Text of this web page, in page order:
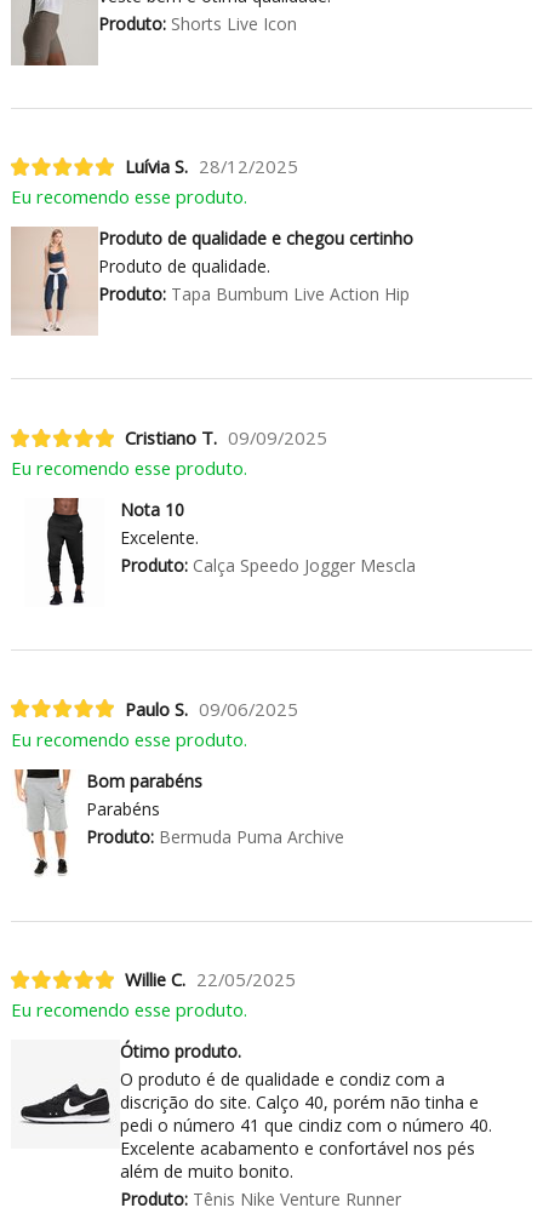
Produto:Shorts Live Icon
Luívia S. 28/12/2025
Eu recomendo esse produto.
Produto de qualidade e chegou certinho
Produto de qualidade.
Produto:Tapa Bumbum Live Action Hip
Cristiano T. 09/09/2025
Eu recomendo esse produto.
Nota 10
Excelente.
Produto:Calça Speedo Jogger Mescla
Paulo S. 09/06/2025
Eu recomendo esse produto.
Bom parabéns
Parabéns
Produto:Bermuda Puma Archive
Willie C. 22/05/2025
Eu recomendo esse produto.
Ótimo produto.
O produto é de qualidade e condiz com a
discrição do site. Calço 40, porém não tinha e
pedi o número 41 que cindiz com o número 40.
Excelente acabamento e confortável nos pés
além de muito bonito.
Produto:Tênis Nike Venture Runner